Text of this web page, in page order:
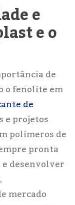
e
e o
de
o fenolite em
de
e projetos
polímeros de
pronta
desenvolver
mercado